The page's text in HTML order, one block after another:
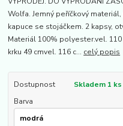
Wolfa. Jemný peříčkový
kapuce se stojáčkem. 2 kapsy,
Materiál 100% polyester.vel.
krku 49 cmvel. 116 c... celý popis
Dostupnost
Skladem 1 ks
Barva